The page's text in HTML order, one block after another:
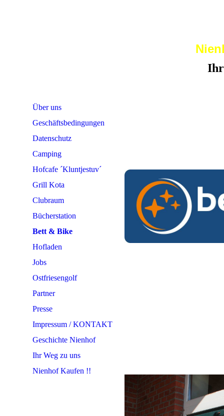
Ihr
Über uns
Geschäftsbedingungen
Datenschutz
Camping
Hofcafe ´Kluntjestuv´
Grill Kota
Clubraum
Bücherstation
Bett & Bike
Hofladen
Jobs
Ostfriesengolf
Partner
Presse
Impressum / KONTAKT
Geschichte Nienhof
Ihr Weg zu uns
Nienhof Kaufen !!